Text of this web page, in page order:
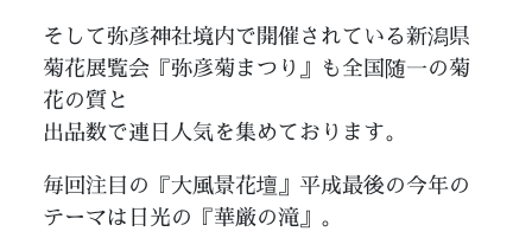
そして弥彦神社境内で開催されている新潟県
菊花展覧会『弥彦菊まつり』も全国随一の菊
花の質と
出品数で連日人気を集めております。
毎回注目の『大風景花壇』平成最後の今年の
テーマは日光の『華厳の滝』。